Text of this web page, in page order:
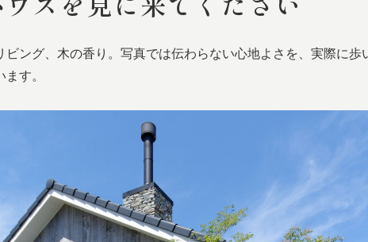
ング、木の香り。写真では伝わらない心地よさを、実際に
す。